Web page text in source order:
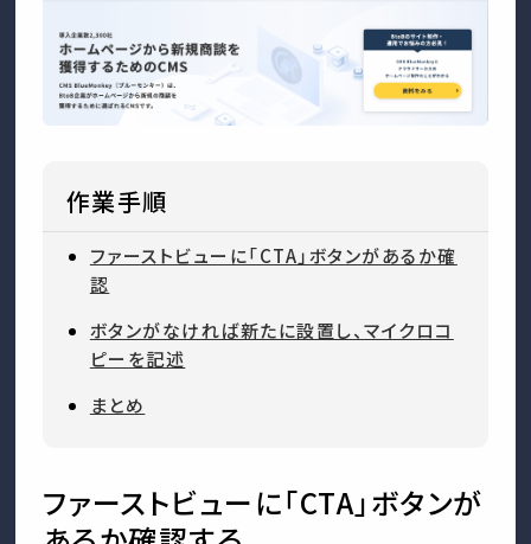
作業手順
ファーストビューに「CTA」ボタンがあるか確
認
ボタンがなければ新たに設置し、マイクロコ
ピーを記述
まとめ
ファーストビューに「CTA」ボタンが